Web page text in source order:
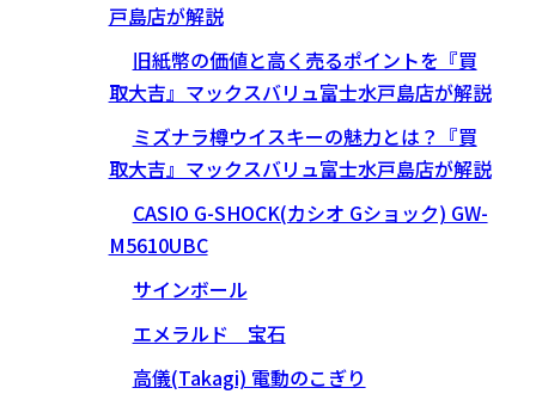
戸島店が解説
旧紙幣の価値と高く売るポイントを『買
取大吉』マックスバリュ富士水戸島店が解説
ミズナラ樽ウイスキーの魅力とは？『買
取大吉』マックスバリュ富士水戸島店が解説
CASIO G-SHOCK(カシオ Gショック) GW-
M5610UBC
サインボール
エメラルド 宝石
高儀(Takagi) 電動のこぎり